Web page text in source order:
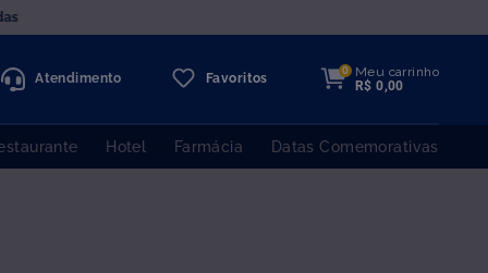
Atendimento Favoritos
0
Meu carrinho
R$ 0,00
Hotel Farmácia Datas Comemorativas